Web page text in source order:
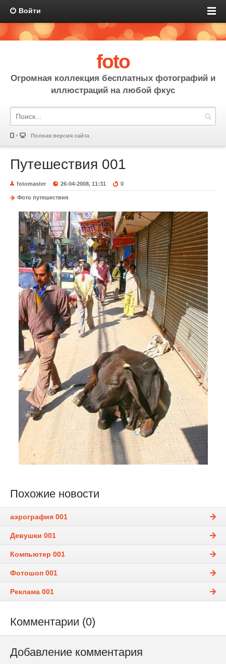
Войти
foto
Огромная коллекция бесплатных фотографий и
иллюстраций на любой фкус
Полная версия сайта
Путешествия 001
fotomaster 26-04-2008, 11:31 0
Фото путешествия
Похожие новости
аэрография 001
Девушки 001
Компьютер 001
Фотошоп 001
Реклама 001
Комментарии (0)
Добавление комментария